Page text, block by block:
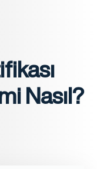
Nasıl?